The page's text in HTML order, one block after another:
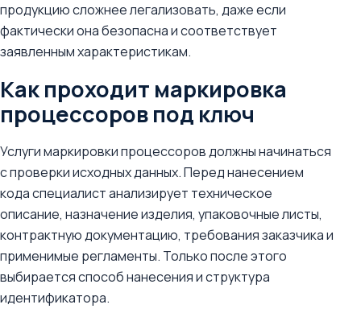
продукцию сложнее легализовать, даже если
фактически она безопасна и соответствует
заявленным характеристикам.
Как проходит маркировка
процессоров под ключ
Услуги маркировки процессоров должны начинаться
с проверки исходных данных. Перед нанесением
кода специалист анализирует техническое
описание, назначение изделия, упаковочные листы,
контрактную документацию, требования заказчика и
применимые регламенты. Только после этого
выбирается способ нанесения и структура
идентификатора.